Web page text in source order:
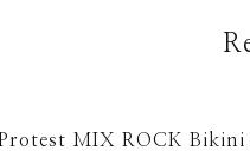
Protest MIX ROCK Bikini